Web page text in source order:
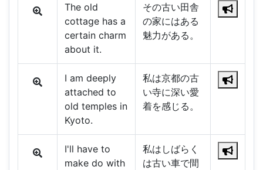
The old
cottage has a
certain charm
about it.
その古い田舎
の家にはある
魅力がある。
I am deeply
attached to
old temples in
Kyoto.
私は京都の古
い寺に深い愛
着を感じる。
I'll have to
make do with
私はしばらく
は古い車で間